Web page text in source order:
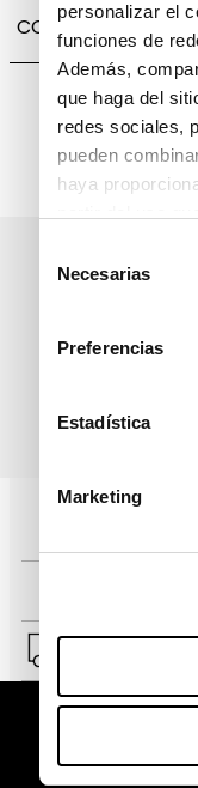
personalizar el
funciones de
Además,
que haga del
redes sociales,
pueden
haya
deNecesarias
Preferencias
Estadística
Marketing
COMPARTIR
He leído y
Comprar